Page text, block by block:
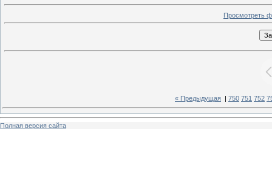
Просмотреть
« Предыдущая 750 751 752
Полная версия сайта